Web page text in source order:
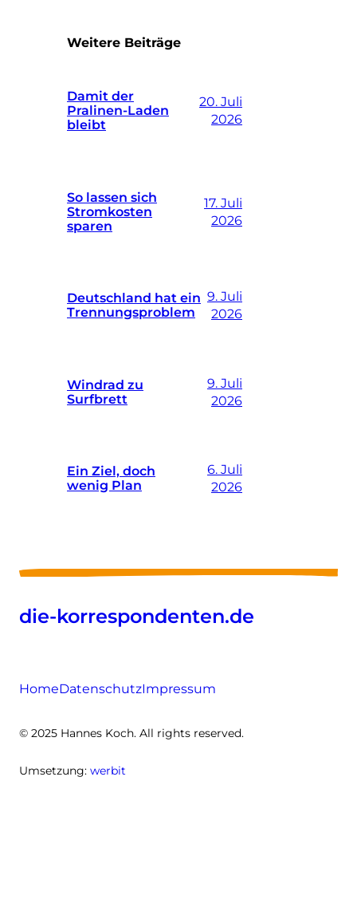
Weitere Beiträge
Damit der
Pralinen-Laden
bleibt
20. Juli
2026
So lassen sich
Stromkosten
sparen
17. Juli
2026
Deutschland hat ein
Trennungsproblem
9. Juli
2026
Windrad zu
Surfbrett
9. Juli
2026
Ein Ziel, doch
wenig Plan
6. Juli
2026
die-korrespondenten.de
HomeDatenschutzImpressum
© 2025 Hannes Koch. All rights reserved.
Umsetzung: werbit